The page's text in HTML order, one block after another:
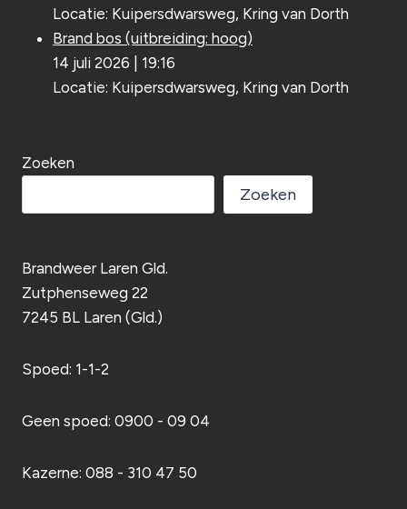
Locatie: Kuipersdwarsweg, Kring van Dorth
Brand bos (uitbreiding: hoog)
14 juli 2026
19:16
Locatie: Kuipersdwarsweg, Kring van Dorth
Zoeken
Zoeken
Brandweer Laren Gld.
Zutphenseweg 22
7245 BL Laren (Gld.)
Spoed: 1-1-2
Geen spoed: 0900 - 09 04
Kazerne: 088 - 310 47 50